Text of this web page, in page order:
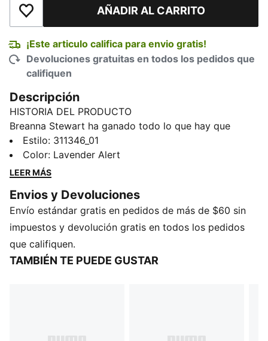
Añadir a la lista de deseosAÑADIR AL CARRITO
¡Este articulo califica para envio gratis!
Devoluciones gratuitas en todos los pedidos que
califiquen
Descripción
HISTORIA DEL PRODUCTO
Breanna Stewart ha ganado todo lo que hay que
ganar en el mundo del básquet femenino. La línea con
su firma refleja no sólo los récords y campeonatos
que ella ha ganado, sino también su propia historia.
la elegancia y femineidad del encaje y los volados.
CARACTERÍSTICAS Y BENEFICIOS
NITROFOAM™: Gomaespuma inyectada con nitrógeno
encapsulado, diseñada para brindar gran capacidad
de respuesta y amortiguación superiores en un
Estilo: 311346_01
Color: Lavender Alert
LEER MÁS
Envios y Devoluciones
Envío estándar gratis en pedidos de más de $60 sin
impuestos y devolución gratis en todos los pedidos
que califiquen.
TAMBIÉN TE PUEDE GUSTAR